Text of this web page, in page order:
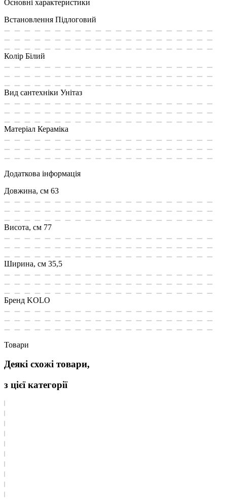
Основні характеристики
Встановлення Підлоговий
Колір Білий
Вид сантехніки Унітаз
Матеріал Кераміка
Додаткова інформація
Довжина, см 63
Висота, см 77
Ширина, см 35,5
Бренд KOLO
Товари
Деякі схожі товари,
з цієї категорії